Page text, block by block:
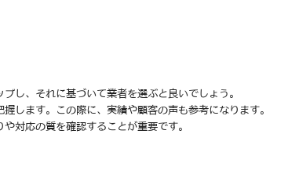
し、それに基づいて業者を選ぶと良いでしょう。
します。この際に、実績や顧客の声も参考になります。
対応の質を確認することが重要です。